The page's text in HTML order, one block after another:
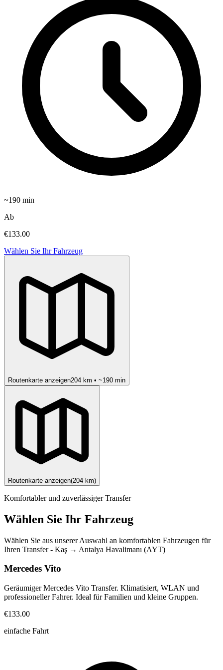
~190 min
Ab
€133.00
Wählen Sie Ihr Fahrzeug
Routenkarte anzeigen204 km • ~190 min
Routenkarte anzeigen(204 km)
Komfortabler und zuverlässiger Transfer
Wählen Sie Ihr Fahrzeug
Wählen Sie aus unserer Auswahl an komfortablen Fahrzeugen für
Ihren Transfer- Kaş → Antalya Havalimanı (AYT)
Mercedes Vito
Geräumiger Mercedes Vito Transfer. Klimatisiert, WLAN und
professioneller Fahrer. Ideal für Familien und kleine Gruppen.
€133.00
einfache Fahrt